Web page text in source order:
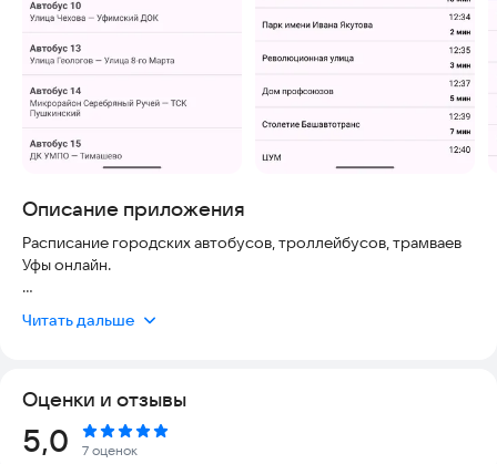
Описание приложения
Расписание городских автобусов, троллейбусов, трамваев
Уфы онлайн.
маршрутам и остановкам и не хранит их, поэтому автор не
может на это повлиять.
Почта разработчика:
Читать дальше
Оценки и отзывы
Рейтинг:
5,0 7 оценок